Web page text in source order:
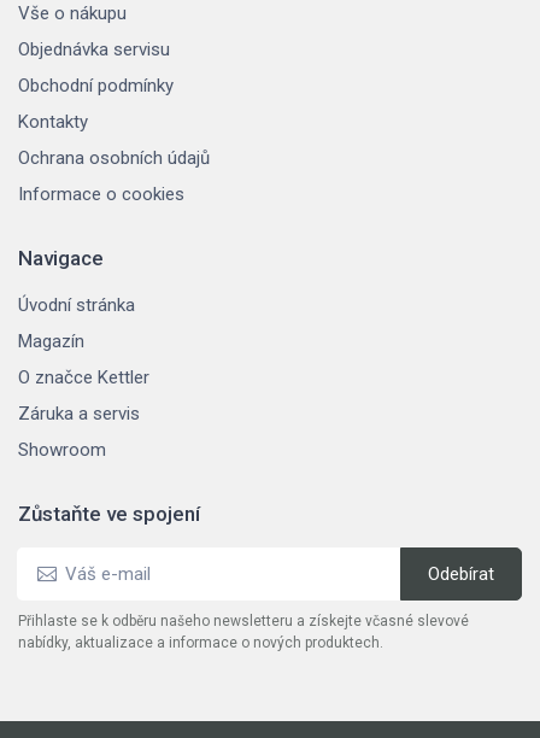
Vše o nákupu
Objednávka servisu
Obchodní podmínky
Kontakty
Ochrana osobních údajů
Informace o cookies
Navigace
Úvodní stránka
Magazín
O značce Kettler
Záruka a servis
Showroom
Zůstaňte ve spojení
Přihlaste se k odběru našeho newsletteru a získejte včasné slevové
nabídky, aktualizace a informace o nových produktech.